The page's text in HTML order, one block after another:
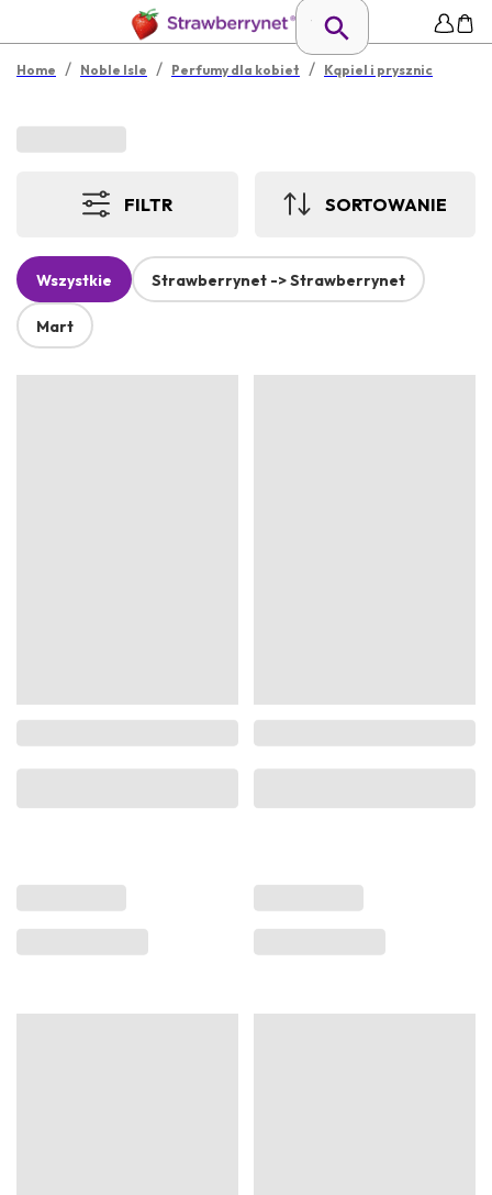
Home / Noble Isle / Perfumy dla kobiet / Kąpiel i prysznic
FILTR SORTOWANIE
Wszystkie Strawberrynet -> Strawberrynet
Mart